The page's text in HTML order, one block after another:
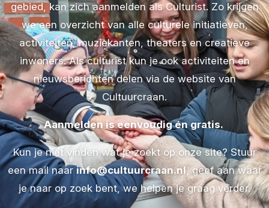
gebied, kan zich aanmelden als Culturist. Zo krijgen
we een overzicht van alle culturele initiatieven,
activiteiten, muziekanten, theaters en creatieve
inwoners. Als culturist kun je ook activiteiten en
nieuwsberichten delen via de website van
Cultuurcraan.
Aanmelden is eenvoudig én gratis.
Kun je niet vinden wat je zoekt op onze site? Stuur
een mail naarinfo@cultuurcraan.nl, geef aan waar
je naar op zoek bent, we helpen je graag verder.